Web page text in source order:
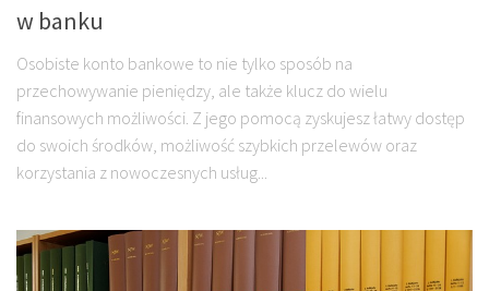
w banku
Osobiste konto bankowe to nie tylko sposób na
przechowywanie pieniędzy, ale także klucz do wielu
finansowych możliwości. Z jego pomocą zyskujesz łatwy dostęp
do swoich środków, możliwość szybkich przelewów oraz
korzystania z nowoczesnych usług...